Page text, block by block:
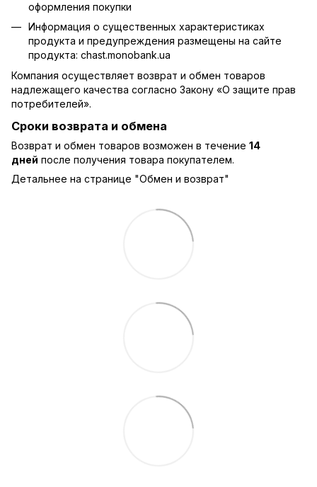
оформления покупки
Информация о существенных характеристиках
продукта и предупреждения размещены на сайте
продукта: chast.monobank.ua
Компания осуществляет возврат и обмен товаров
надлежащего качества согласно Закону «О защите прав
потребителей».
Сроки возврата и обмена
Возврат и обмен товаров возможен в течение 14
дней после получения товара покупателем.
Детальнее на странице "Обмен и возврат"